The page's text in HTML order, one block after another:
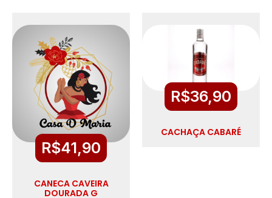
R$41,90
CANECA CAVEIRA
DOURADA G
R$36,90
CACHAÇA CABARÉ